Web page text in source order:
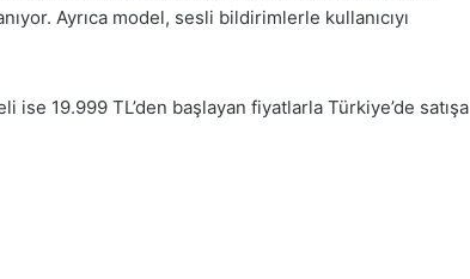
Ayrıca model, sesli bildirimlerle kullanıcıyı
ise 19.999 TL’den başlayan fiyatlarla Türkiye’de satışa